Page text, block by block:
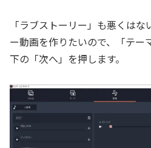
「ラブストーリー」も悪くは
ー動画を作りたいので、「テー
下の「次へ」を押します。